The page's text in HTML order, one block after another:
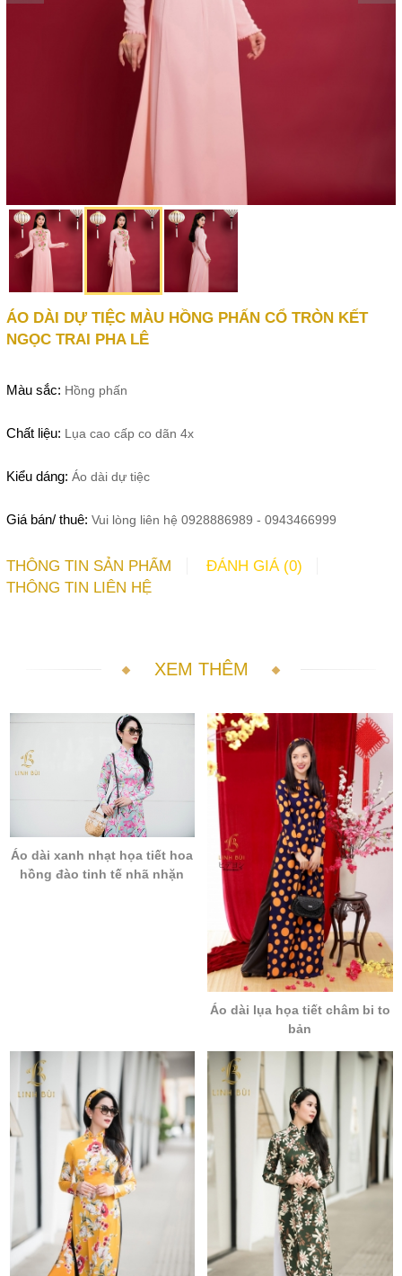
ÁO DÀI DỰ TIỆC MÀU HỒNG PHẤN CỔ TRÒN KẾT
NGỌC TRAI PHA LÊ
Màu sắc: Hồng phấn
Chất liệu: Lụa cao cấp co dãn 4x
Kiểu dáng: Áo dài dự tiệc
Giá bán/ thuê: Vui lòng liên hệ 0928886989 - 0943466999
THÔNG TIN SẢN PHẨM
ĐÁNH GIÁ (0)
THÔNG TIN LIÊN HỆ
XEM THÊM
Áo dài xanh nhạt họa tiết hoa
hồng đào tinh tế nhã nhặn
Áo dài lụa họa tiết châm bi to
bản